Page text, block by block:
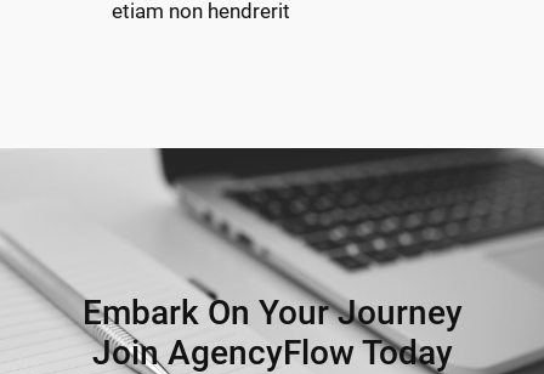
etiam non hendrerit
Embark On Your Journey
Join AgencyFlow Today